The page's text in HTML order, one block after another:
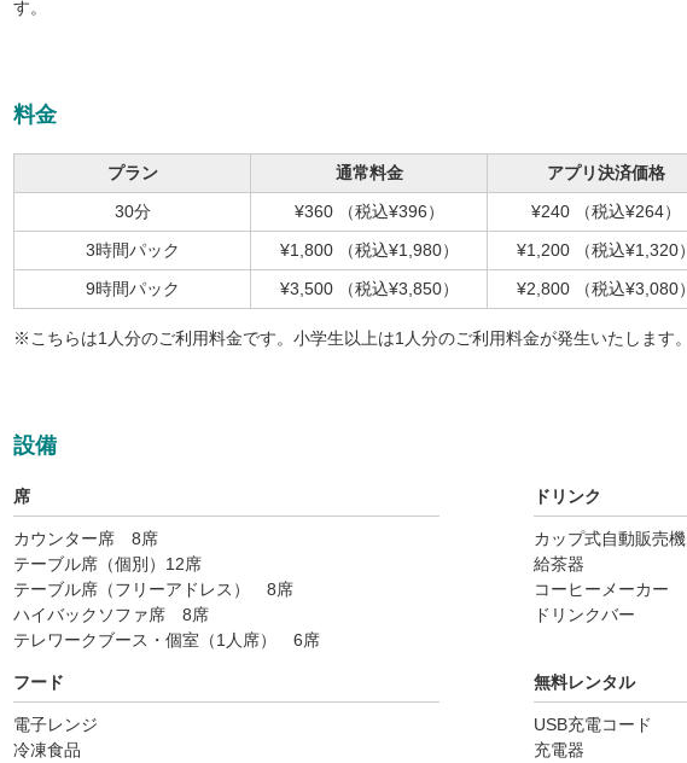
す。
料金
プラン 通常料金 アプリ決済価格
30分
¥360 （税込¥396） ¥240 （税込¥264）
3時間パック
¥1,800 （税込¥1,980） ¥1,200 （税込¥1,320）
9時間パック
¥3,500 （税込¥3,850） ¥2,800 （税込¥3,080）
※こちらは1人分のご利用料金です。小学生以上は1人分のご利用料金が発生いたします。
設備
席
カウンター席 8席
テーブル席（個別）12席
テーブル席（フリーアドレス） 8席
ハイバックソファ席 8席
テレワークブース・個室（1人席） 6席
ドリンク
カップ式自動販売機
給茶器
コーヒーメーカー
ドリンクバー
フード
電子レンジ
冷凍食品
無料レンタル
USB充電コード
充電器